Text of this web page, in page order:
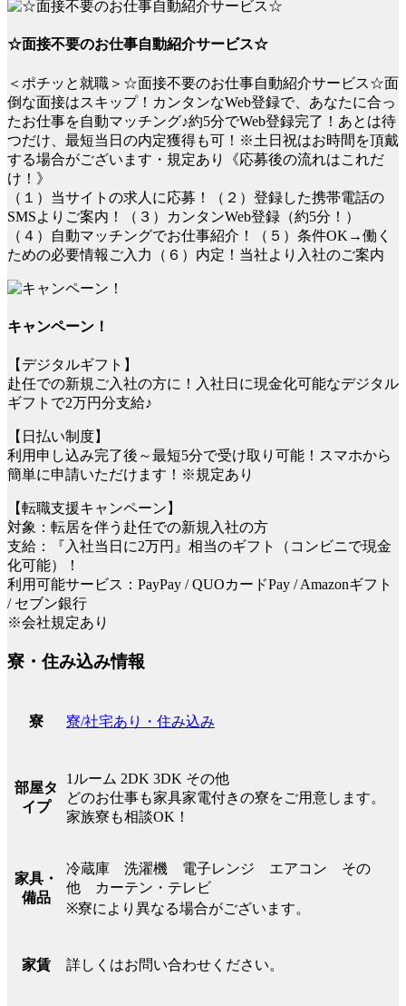
☆面接不要のお仕事自動紹介サービス☆
＜ポチッと就職＞☆面接不要のお仕事自動紹介サービス☆面
倒な面接はスキップ！カンタンなWeb登録で、あなたに合っ
たお仕事を自動マッチング♪約5分でWeb登録完了！あとは待
つだけ、最短当日の内定獲得も可！※土日祝はお時間を頂戴
する場合がございます・規定あり《応募後の流れはこれだ
け！》
（１）当サイトの求人に応募！（２）登録した携帯電話の
SMSよりご案内！（３）カンタンWeb登録（約5分！）
（４）自動マッチングでお仕事紹介！（５）条件OK→働く
ための必要情報ご入力（６）内定！当社より入社のご案内
キャンペーン！
【デジタルギフト】
赴任での新規ご入社の方に！入社日に現金化可能なデジタル
ギフトで2万円分支給♪
【日払い制度】
利用申し込み完了後～最短5分で受け取り可能！スマホから
簡単に申請いただけます！※規定あり
【転職支援キャンペーン】
対象：転居を伴う赴任での新規入社の方
支給：『入社当日に2万円』相当のギフト（コンビニで現金
化可能）！
利用可能サービス：PayPay / QUOカードPay / Amazonギフト
/ セブン銀行
※会社規定あり
寮・住み込み情報
寮 寮/社宅あり・住み込み
部屋タ
イプ
1ルーム 2DK 3DK その他
どのお仕事も家具家電付きの寮をご用意します。
家族寮も相談OK！
家具・
備品
冷蔵庫 洗濯機 電子レンジ エアコン その
他 カーテン・テレビ
※寮により異なる場合がございます。
家賃 詳しくはお問い合わせください。